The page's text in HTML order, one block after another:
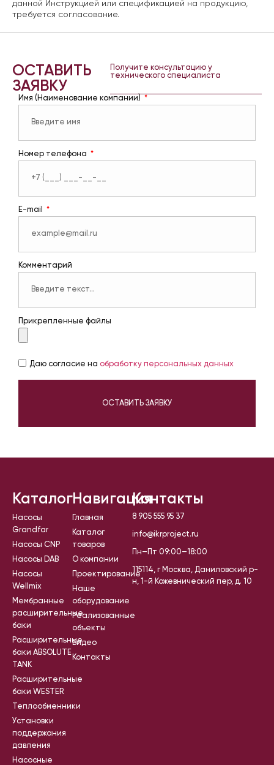
данной Инструкцией или спецификацией на продукцию,
требуется согласование.
ОСТАВИТЬ
ЗАЯВКУ
Получите консультацию у
технического специалиста
Имя (Наименование компании)
Номер телефона
E-mail
Комментарий
Прикрепленные файлы
Даю согласие на обработку персональных данных
ОСТАВИТЬ ЗАЯВКУ
Каталог
Насосы
Grandfar
Насосы CNP
Насосы DAB
Насосы
Wellmix
Мембранные
расширительные
баки
Расширительные
баки ABSOLUTE
TANK
Расширительные
баки WESTER
Теплообменники
Установки
поддержания
давления
Насосные
Навигация
Главная
Каталог
товаров
О компании
Проектирование
Наше
оборудование
Реализованные
объекты
Видео
Контакты
Контакты
8 905 555 95 37
info@ikrproject.ru
Пн–Пт 09:00–18:00
115114, г Москва, Даниловский р-
н, 1-й Кожевнический пер, д. 10